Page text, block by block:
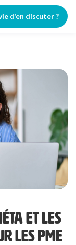
d'en discuter ?
méta ?
ET LES
LES PME